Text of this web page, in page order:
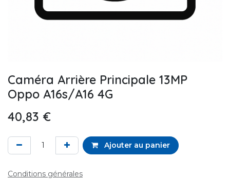
Caméra Arrière Principale 13MP
Oppo A16s/A16 4G
40,83 €
Ajouter au panier
Conditions générales